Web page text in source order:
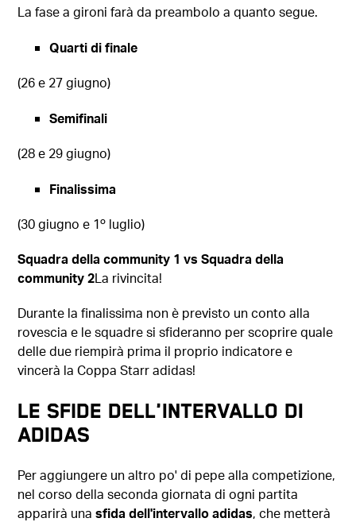
La fase a gironi farà da preambolo a quanto segue.
Quarti di finale
(26 e 27 giugno)
Semifinali
(28 e 29 giugno)
Finalissima
(30 giugno e 1º luglio)
Squadra della community 1 vs Squadra della
community 2La rivincita!
Durante la finalissima non è previsto un conto alla
rovescia e le squadre si sfideranno per scoprire quale
delle due riempirà prima il proprio indicatore e
vincerà la Coppa Starr adidas!
Le sfide dell'intervallo di
adidas
Per aggiungere un altro po' di pepe alla competizione,
nel corso della seconda giornata di ogni partita
apparirà unasfida dell'intervallo adidas, che metterà